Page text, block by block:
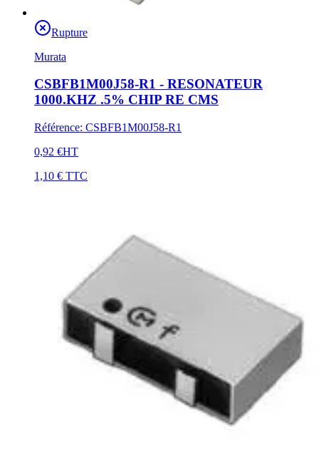
Rupture
Murata
CSBFB1M00J58-R1 - RESONATEUR
1000.KHZ .5% CHIP RE CMS
Référence: CSBFB1M00J58-R1
0,92 €HT
1,10 € TTC